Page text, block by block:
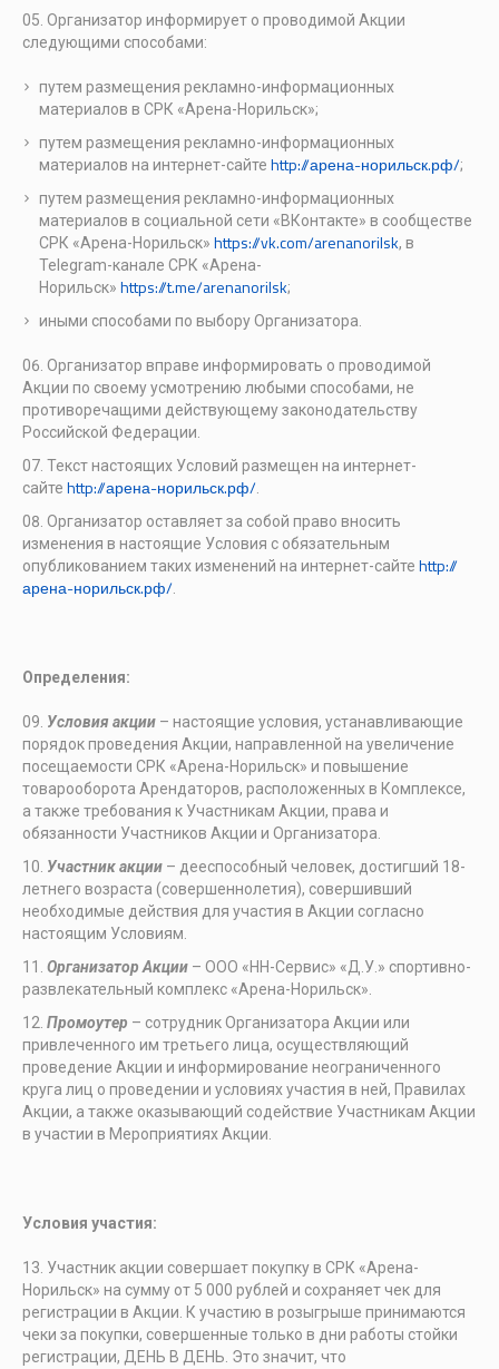
Организатор информирует о проводимой Акции
следующими способами:
путем размещения рекламно-информационных
материалов в СРК «Арена-Норильск»;
путем размещения рекламно-информационных
материалов на интернет-сайте http://арена-норильск.рф/;
путем размещения рекламно-информационных
материалов в социальной сети «ВКонтакте» в сообществе
СРК «Арена-Норильск» https://vk.com/arenanorilsk, в
Telegram-канале СРК «Арена-
Норильск» https://t.me/arenanorilsk;
иными способами по выбору Организатора.
Организатор вправе информировать о проводимой
Акции по своему усмотрению любыми способами, не
противоречащими действующему законодательству
Российской Федерации.
Текст настоящих Условий размещен на интернет-
сайте http://арена-норильск.рф/
Организатор оставляет за собой право вносить
изменения в настоящие Условия с обязательным
опубликованием таких изменений на интернет-сайте http://
арена-норильск.рф/
Определения:
Условия акции – настоящие условия, устанавливающие
порядок проведения Акции, направленной на увеличение
посещаемости СРК «Арена-Норильск» и повышение
товарооборота Арендаторов, расположенных в Комплексе,
а также требования к Участникам Акции, права и
обязанности Участников Акции и Организатора.
Участник акции – дееспособный человек, достигший 18-
летнего возраста (совершеннолетия), совершивший
необходимые действия для участия в Акции согласно
настоящим Условиям.
Организатор Акции – ООО «НН-Сервис» «Д.У.» спортивно-
развлекательный комплекс «Арена-Норильск».
Промоутер – сотрудник Организатора Акции или
привлеченного им третьего лица, осуществляющий
проведение Акции и информирование неограниченного
круга лиц о проведении и условиях участия в ней, Правилах
Акции, а также оказывающий содействие Участникам Акции
в участии в Мероприятиях Акции.
Условия участия:
Участник акции совершает покупку в СРК «Арена-
Норильск» на сумму от 5 000 рублей и сохраняет чек для
регистрации в Акции. К участию в розыгрыше принимаются
чеки за покупки, совершенные только в дни работы стойки
регистрации, ДЕНЬ В ДЕНЬ. Это значит, что